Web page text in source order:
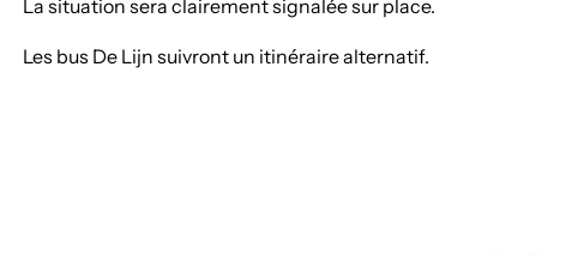
La situation sera clairement signalée sur place.
Les bus De Lijn suivront un itinéraire alternatif.